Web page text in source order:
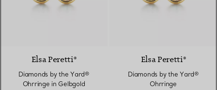
Elsa Peretti®
Diamonds by the Yard®
Ohrringe in Gelbgold
Elsa Peretti®
Diamonds by the Yard®
Ohrringe